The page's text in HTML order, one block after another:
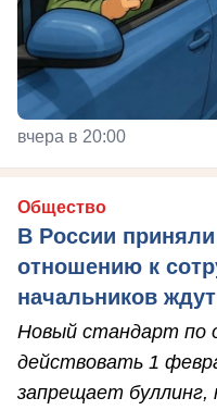
вчера в 20:00
Общество
В России
отношению к
начальников
Новый стандарт по
действовать 1
запрещает буллинг,